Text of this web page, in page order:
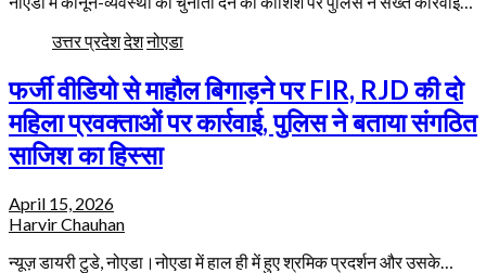
उत्तर प्रदेशदेशनोएडा
फर्जी वीडियो से माहौल बिगाड़ने पर FIR, RJD की दो
महिला प्रवक्ताओं पर कार्रवाई, पुलिस ने बताया संगठित
साजिश का हिस्सा
April 15, 2026
Harvir Chauhan
न्यूज़ डायरी टुडे, नोएडा।नोएडा में हाल ही में हुए श्रमिक प्रदर्शन और उसके…